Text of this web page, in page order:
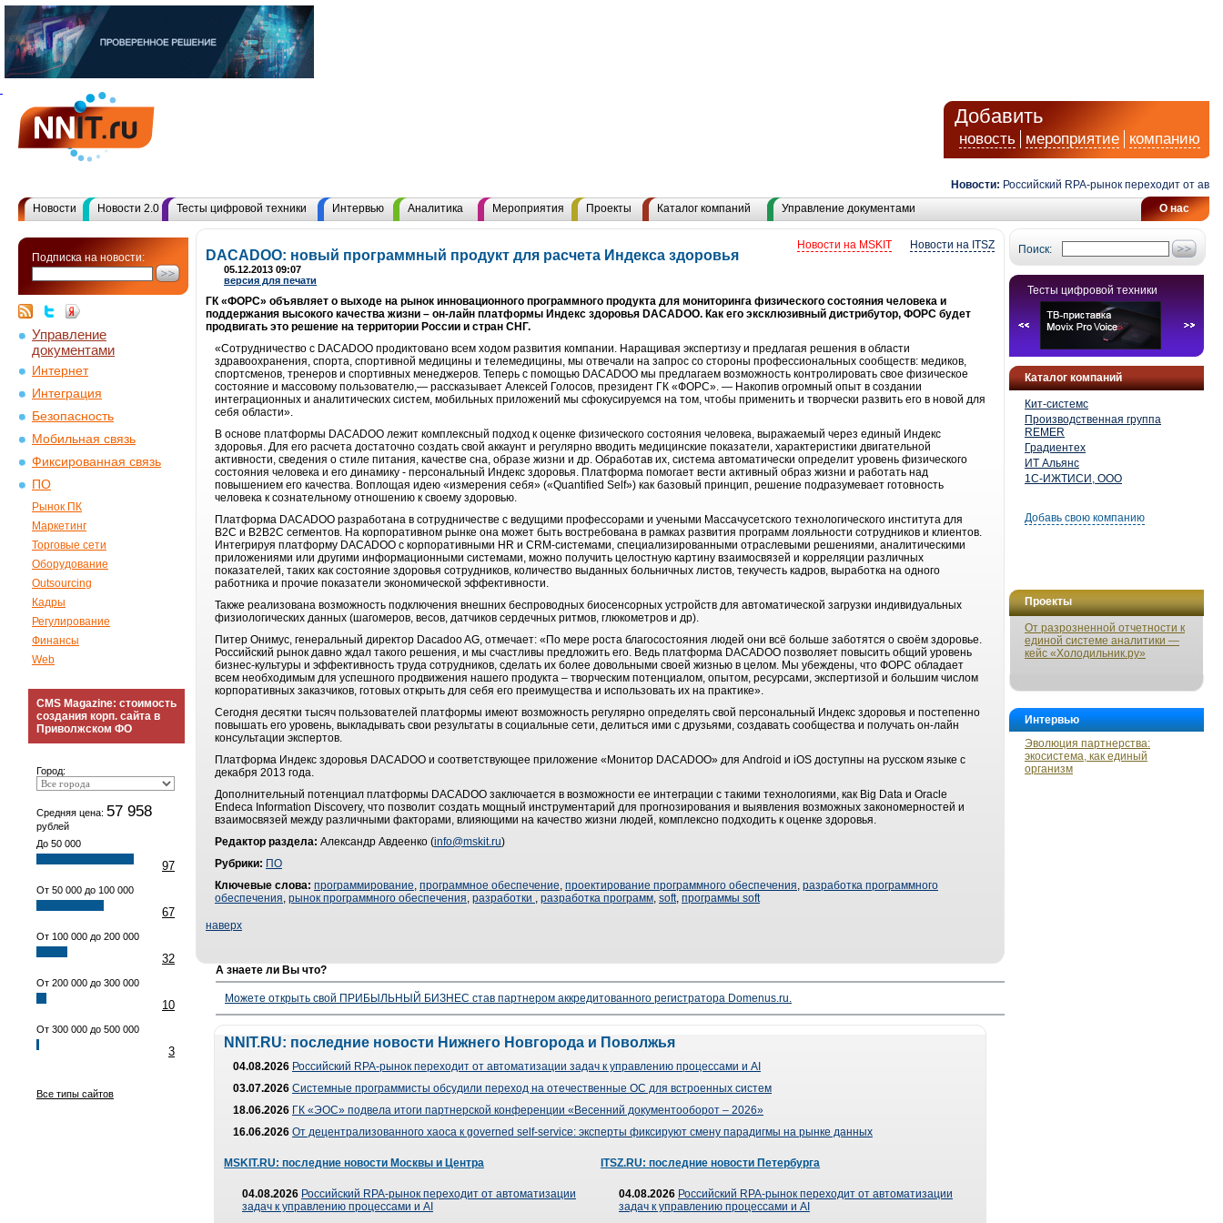
Добавить
новость мероприятие компанию
Новости: Российский RPA-рынок переходит от
О нас
Новости Новости 2.0 Тесты цифровой техники Интервью Аналитика Мероприятия Проекты Каталог компаний Управление документами
Подписка на новости:
Управление
документами
Интернет
Интеграция
Безопасность
Мобильная связь
Фиксированная связь
ПО
Рынок ПК
Маркетинг
Торговые сети
Оборудование
Outsourcing
Кадры
Регулирование
Финансы
Web
CMS Magazine: стоимость
создания корп. сайта в
Приволжском ФО
Город:
Средняя цена: 57 958
рублей
До 50 000
97
От 50 000 до 100 000
67
От 100 000 до 200 000
32
От 200 000 до 300 000
10
От 300 000 до 500 000
3
Все типы сайтов
Поиск:
Тесты цифровой техники
Каталог компаний
Кит-системс
Производственная группа
REMER
Градиентех
ИТ Альянс
1С-ИЖТИСИ, ООО
Добавь свою компанию
Проекты
От разрозненной отчетности к
единой системе аналитики —
кейс «Холодильник.ру»
Интервью
Эволюция партнерства:
экосистема, как единый
организм
Новости на ITSZ
Новости на MSKIT
DACADOO: новый программный продукт для расчета Индекса здоровья
05.12.2013 09:07
версия для печати
ГК «ФОРС» объявляет о выходе на рынок инновационного программного продукта для мониторинга физического состояния человека и
поддержания высокого качества жизни – он-лайн платформы Индекс здоровья DACADOO. Как его эксклюзивный дистрибутор, ФОРС будет
продвигать это решение на территории России и стран СНГ.
«Сотрудничество с DACADOO продиктовано всем ходом развития компании. Наращивая экспертизу и предлагая решения в области
здравоохранения, спорта, спортивной медицины и телемедицины, мы отвечали на запрос со стороны профессиональных сообществ: медиков,
спортсменов, тренеров и спортивных менеджеров. Теперь с помощью DACADOO мы предлагаем возможность контролировать свое физическое
состояние и массовому пользователю,— рассказывает Алексей Голосов, президент ГК «ФОРС». — Накопив огромный опыт в создании
интеграционных и аналитических систем, мобильных приложений мы сфокусируемся на том, чтобы применить и творчески развить его в новой для
себя области».
В основе платформы DACADOO лежит комплексный подход к оценке физического состояния человека, выражаемый через единый Индекс
здоровья. Для его расчета достаточно создать свой аккаунт и регулярно вводить медицинские показатели, характеристики двигательной
активности, сведения о стиле питания, качестве сна, образе жизни и др. Обработав их, система автоматически определит уровень физического
состояния человека и его динамику - персональный Индекс здоровья. Платформа помогает вести активный образ жизни и работать над
повышением его качества. Воплощая идею «измерения себя» («Quantified Self») как базовый принцип, решение подразумевает готовность
человека к сознательному отношению к своему здоровью.
Платформа DACADOO разработана в сотрудничестве с ведущими профессорами и учеными Массачусетского технологического института для
B2C и B2B2С сегментов. На корпоративном рынке она может быть востребована в рамках развития программ лояльности сотрудников и клиентов.
Интегрируя платформу DACADOO с корпоративными HR и CRM-системами, специализированными отраслевыми решениями, аналитическими
приложениями или другими информационными системами, можно получить целостную картину взаимосвязей и корреляции различных
показателей, таких как состояние здоровья сотрудников, количество выданных больничных листов, текучесть кадров, выработка на одного
работника и прочие показатели экономической эффективности.
Также реализована возможность подключения внешних беспроводных биосенсорных устройств для автоматической загрузки индивидуальных
физиологических данных (шагомеров, весов, датчиков сердечных ритмов, глюкометров и др).
Питер Онимус, генеральный директор Dacadoo AG, отмечает: «По мере роста благосостояния людей они всё больше заботятся о своём здоровье.
Российский рынок давно ждал такого решения, и мы счастливы предложить его. Ведь платформа DACADOO позволяет повысить общий уровень
бизнес-культуры и эффективность труда сотрудников, сделать их более довольными своей жизнью в целом. Мы убеждены, что ФОРС обладает
всем необходимым для успешного продвижения нашего продукта – творческим потенциалом, опытом, ресурсами, экспертизой и большим числом
корпоративных заказчиков, готовых открыть для себя его преимущества и использовать их на практике».
Сегодня десятки тысяч пользователей платформы имеют возможность регулярно определять свой персональный Индекс здоровья и постепенно
повышать его уровень, выкладывать свои результаты в социальные сети, делиться ими с друзьями, создавать сообщества и получать он-лайн
консультации экспертов.
Платформа Индекс здоровья DACADOO и соответствующее приложение «Монитор DACADOO» для Android и iOS доступны на русском языке с
декабря 2013 года.
Дополнительный потенциал платформы DACADOO заключается в возможности ее интеграции с такими технологиями, как Big Data и Oracle
Endeca Information Discovery, что позволит создать мощный инструментарий для прогнозирования и выявления возможных закономерностей и
взаимосвязей между различными факторами, влияющими на качество жизни людей, комплексно подходить к оценке здоровья.
Редактор раздела: Александр Авдеенко (info@mskit.ru)
Рубрики: ПО
Ключевые слова: программирование, программное обеспечение, проектирование программного обеспечения, разработка программного
обеспечения, рынок программного обеспечения, разработки , разработка программ, soft, программы soft
наверх
А знаете ли Вы что?
Можете открыть свой ПРИБЫЛЬНЫЙ БИЗНЕС став партнером аккредитованного регистратора Domenus.ru.
NNIT.RU: последние новости Нижнего Новгорода и Поволжья
04.08.2026 Российский RPA-рынок переходит от автоматизации задач к управлению процессами и AI
03.07.2026 Системные программисты обсудили переход на отечественные ОС для встроенных систем
18.06.2026 ГК «ЭОС» подвела итоги партнерской конференции «Весенний документооборот – 2026»
16.06.2026 От децентрализованного хаоса к governed self-service: эксперты фиксируют смену парадигмы на рынке данных
MSKIT.RU: последние новости Москвы и Центра
04.08.2026 Российский RPA-рынок переходит от автоматизации
задач к управлению процессами и AI
ITSZ.RU: последние новости Петербурга
04.08.2026 Российский RPA-рынок переходит от автоматизации
задач к управлению процессами и AI